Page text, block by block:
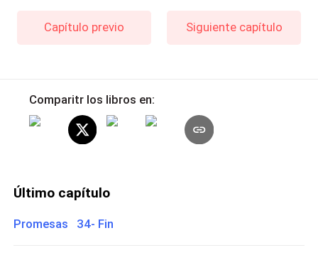
Capítulo previo Siguiente capítulo
Comparitr los libros en:
Último capítulo
Promesas 34- Fin